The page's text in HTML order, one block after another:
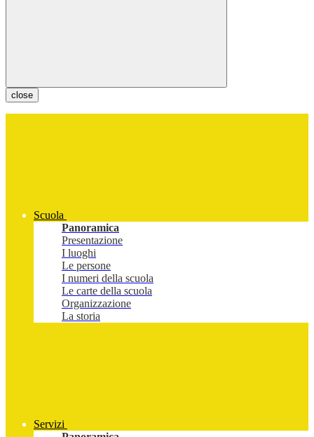
close
Scuola
Panoramica
Presentazione
I luoghi
Le persone
I numeri della scuola
Le carte della scuola
Organizzazione
La storia
Servizi